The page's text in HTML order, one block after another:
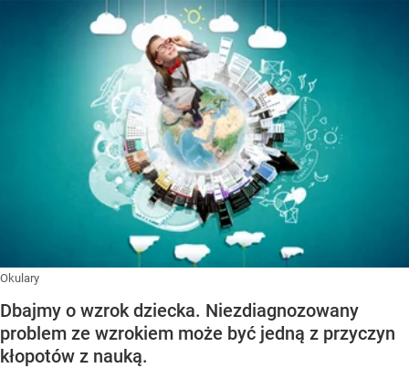
Okulary
Dbajmy o wzrok dziecka. Niezdiagnozowany
problem ze wzrokiem może być jedną z przyczyn
kłopotów z nauką.